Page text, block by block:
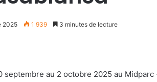
2025 1 939 3 minutes de lecture
septembre au 2 octobre 2025 au Midparc